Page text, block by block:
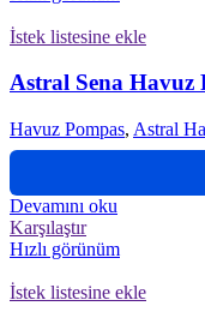
İstek listesine ekle
Astral Sena Havuz
Havuz Pompas, Astral
Devamını oku
Karşılaştır
Hızlı görünüm
İstek listesine ekle